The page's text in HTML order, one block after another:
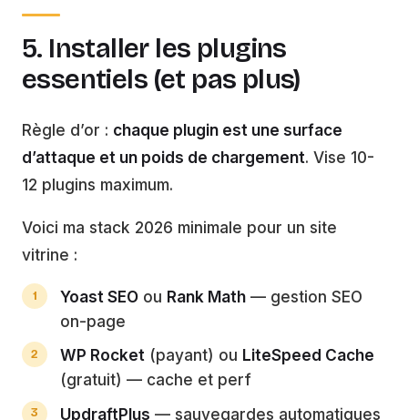
5. Installer les plugins
essentiels (et pas plus)
Règle d’or : chaque plugin est une surface
d’attaque et un poids de chargement. Vise 10-
12 plugins maximum.
Voici ma stack 2026 minimale pour un site
vitrine :
Yoast SEO ou Rank Math — gestion SEO
on-page
WP Rocket (payant) ou LiteSpeed Cache
(gratuit) — cache et perf
UpdraftPlus — sauvegardes automatiques